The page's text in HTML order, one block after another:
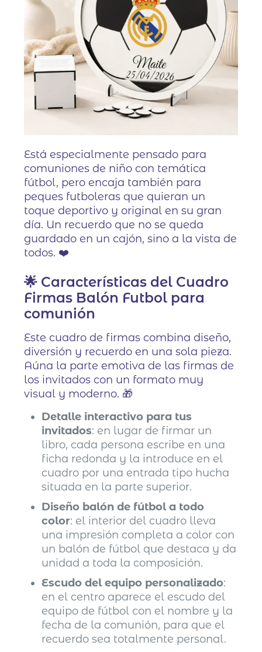
Está especialmente pensado para
comuniones de niño con temática
fútbol, pero encaja también para
peques futboleras que quieran un
toque deportivo y original en su gran
día. Un recuerdo que no se queda
guardado en un cajón, sino a la vista de
todos. ❤️
🌟 Características del Cuadro
Firmas Balón Futbol para
comunión
Este cuadro de firmas combina diseño,
diversión y recuerdo en una sola pieza.
Aúna la parte emotiva de las firmas de
los invitados con un formato muy
visual y moderno. 🎁
Detalle interactivo para tus
invitados: en lugar de firmar un
libro, cada persona escribe en una
ficha redonda y la introduce en el
cuadro por una entrada tipo hucha
situada en la parte superior.
Diseño balón de fútbol a todo
color: el interior del cuadro lleva
una impresión completa a color con
un balón de fútbol que destaca y da
unidad a toda la composición.
Escudo del equipo personalizado:
en el centro aparece el escudo del
equipo de fútbol con el nombre y la
fecha de la comunión, para que el
recuerdo sea totalmente personal.